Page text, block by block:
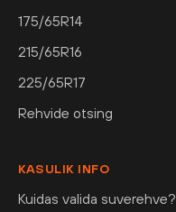
175/65R14
215/65R16
225/65R17
Rehvide otsing
KASULIK INFO
Kuidas valida suverehve?